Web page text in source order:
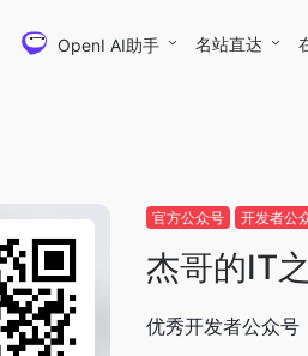
OpenI AI助手 名站直达
官方公众号 开发者公
杰哥的IT
优秀开发者公众